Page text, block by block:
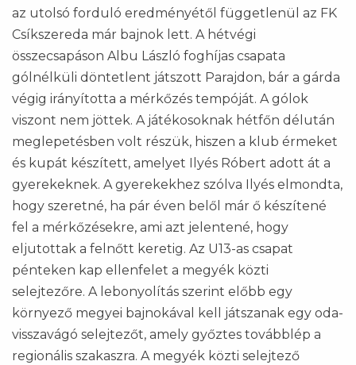
az utolsó forduló eredményétől függetlenül az FK
Csíkszereda már bajnok lett. A hétvégi
összecsapáson Albu László foghíjas csapata
gólnélküli döntetlent játszott Parajdon, bár a gárda
végig irányította a mérkőzés tempóját. A gólok
viszont nem jöttek. A játékosoknak hétfőn délután
meglepetésben volt részük, hiszen a klub érmeket
és kupát készített, amelyet Ilyés Róbert adott át a
gyerekeknek. A gyerekekhez szólva Ilyés elmondta,
hogy szeretné, ha pár éven belől már ő készítené
fel a mérkőzésekre, ami azt jelentené, hogy
eljutottak a felnőtt keretig. Az U13-as csapat
pénteken kap ellenfelet a megyék közti
selejtezőre. A lebonyolítás szerint előbb egy
környező megyei bajnokával kell játszanak egy oda-
visszavágó selejtezőt, amely győztes továbblép a
regionális szakaszra. A megyék közti selejtező